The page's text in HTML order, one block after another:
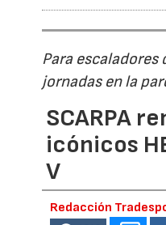
Para escaladores
jornadas en la
SCARPA
icónicos
V
Redacción